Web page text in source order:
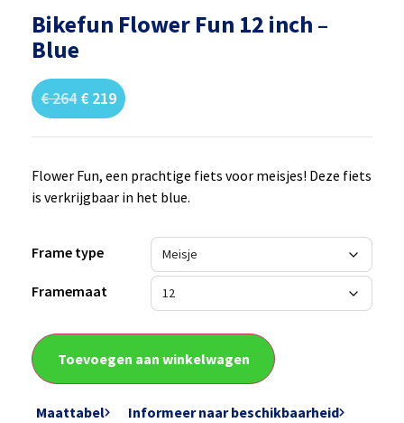
Bikefun Flower Fun 12 inch –
Blue
€264 € 219
Flower Fun, een prachtige fiets voor meisjes! Deze fiets
is verkrijgbaar in het blue.
Frame type
Framemaat
Toevoegen aan winkelwagen
Maattabel Informeer naar beschikbaarheid